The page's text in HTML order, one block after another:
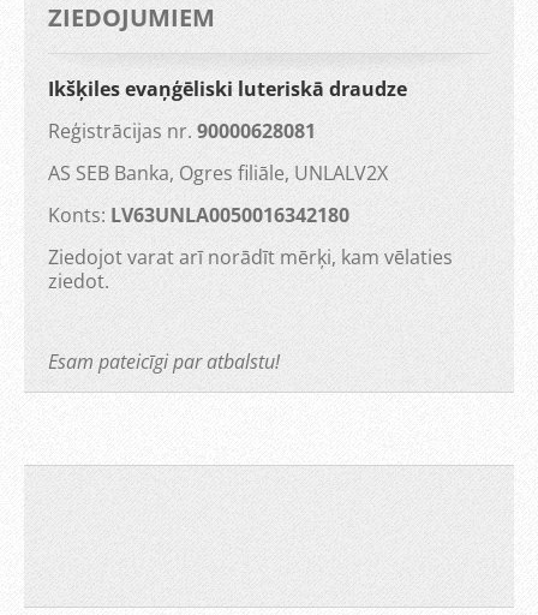
ZIEDOJUMIEM
Ikšķiles evaņģēliski luteriskā draudze
Reģistrācijas nr. 90000628081
AS SEB Banka, Ogres filiāle, UNLALV2X
Konts: LV63UNLA0050016342180
Ziedojot varat arī norādīt mērķi, kam vēlaties
ziedot.
Esam pateicīgi par atbalstu!